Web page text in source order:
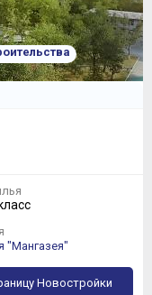
"Мангазея"
Новостройки